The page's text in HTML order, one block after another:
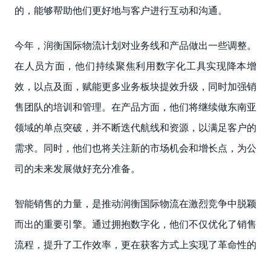
的，能够帮助他们更好地与客户进行互动和沟通。
今年，润衡国际物流计划对业务线和产品做出一些调整。
在人员方面，他们持续聚焦利用数字化工具实现降本增
效，以点及面，赋能更多业务板块提效升级，同时加强销
售团队的培训和管理。在产品方面，他们将继续做东南亚
领域的单点突破，并不断迭代航线和资源，以满足客户的
需求。同时，他们也将关注新的市场机会和增长点，为公
司的未来发展做好充分准备。
智能销售的力量，是推动润衡国际物流在激烈竞争中脱颖
而出的重要引擎。通过拥抱数字化，他们不仅优化了销售
流程，提升了工作效率，更在获客方式上实现了革命性的